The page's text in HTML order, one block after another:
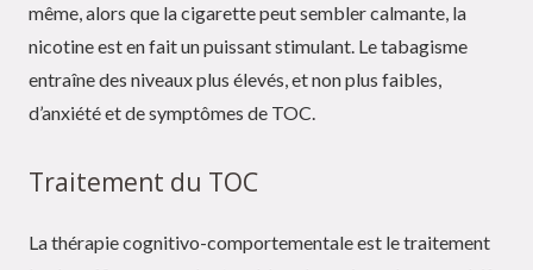
même, alors que la cigarette peut sembler calmante, la
nicotine est en fait un puissant stimulant. Le tabagisme
entraîne des niveaux plus élevés, et non plus faibles,
d’anxiété et de symptômes de TOC.
Traitement du TOC
La thérapie cognitivo-comportementale est le traitement